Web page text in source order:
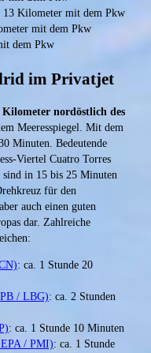
13 Kilometer mit dem Pkw
mit dem Pkw
dem Pkw
im Privatjet
nordöstlich des
Meeresspiegel. Mit dem
Minuten. Bedeutende
Viertel Cuatro Torres
sind in 15 bis 25 Minuten
für den
auch einen guten
dar. Zahlreiche
: ca. 1 Stunde 20
/ LBG): ca. 2 Stunden
: ca. 1 Stunde 10 Minuten
/ PMI): ca. 1 Stunde